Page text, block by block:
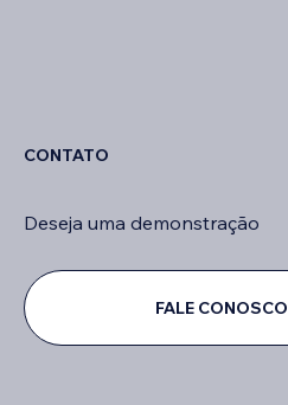
CONTATO
Deseja uma demonstração
FALE CONOSCO